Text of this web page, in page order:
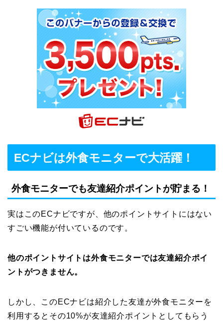
ECナビは外食モニターで大活躍！
外食モニターでも友達紹介ポイントが貯まる！
実はこのECナビですが、他のポイントサイトにはない
すごい機能が付いているのです。
他のポイントサイトは外食モニターでは友達紹介ポイ
ントがつきません。
しかし、このECナビは紹介した友達が外食モニターを
利用するとその10%が友達紹介ポイントとしてもらう